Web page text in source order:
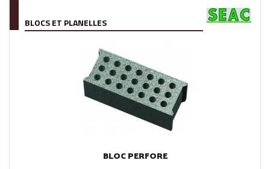
BLOCS ET PLANELLES
BLOC PERFORE